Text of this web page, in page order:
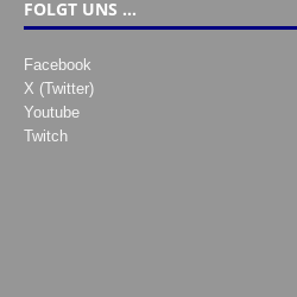
FOLGT UNS …
Facebook
X (Twitter)
Youtube
Twitch